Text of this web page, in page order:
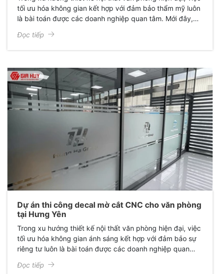
tối ưu hóa không gian kết hợp với đảm bảo thẩm mỹ luôn
là bài toán được các doanh nghiệp quan tâm. Mới đây,
công decal siêu trong in họa tiết cho văn phòng chị Ngọc
Phương, mang lại một diện mạo hoàn toàn mới: Sang
Đọc tiếp
Dự án thi công decal mờ cắt CNC cho văn phòng
tại Hưng Yên
Trong xu hướng thiết kế nội thất văn phòng hiện đại, việc
tối ưu hóa không gian ánh sáng kết hợp với đảm bảo sự
riêng tư luôn là bài toán được các doanh nghiệp quan
sắc dự án thi công decal mờ cắt CNC cho văn phòng chị
Đọc tiếp